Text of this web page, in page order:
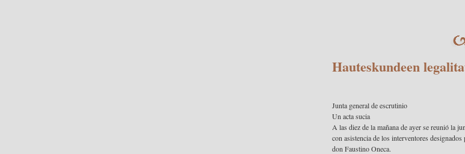
Hauteskundeen
Junta general de escrutinio
Un acta sucia
A las diez de la mañana de ayer se reunió la
con asistencia de los interventores
don Faustino Oneca.